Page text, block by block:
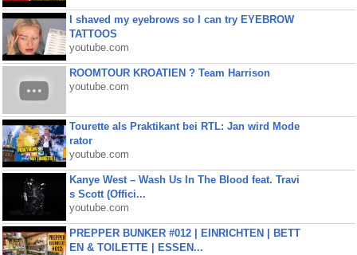
I shaved my eyebrows so I can try EYEBROW
TATTOOS
youtube.com
ROOMTOUR KROATIEN ? Team Harrison
youtube.com
Tourette als Praktikant bei RTL: Jan wird Mode
rator
youtube.com
Kanye West – Wash Us In The Blood feat. Travi
s Scott (Offici...
youtube.com
PREPPER BUNKER #012 | EINRICHTEN | BETT
EN & TOILETTE | ESSEN...